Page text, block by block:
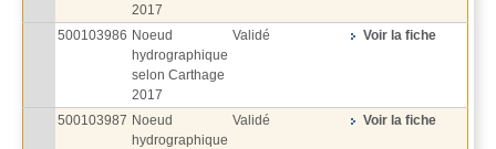
2017
500103986 Noeud
hydrographique
selon Carthage
2017
Validé Voir la fiche
500103987 Noeud
hydrographique
Validé Voir la fiche